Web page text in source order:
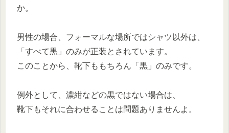
か。
男性の場合、フォーマルな場所ではシャツ以外は、
「すべて黒」のみが正装とされています。
このことから、靴下ももちろん「黒」のみです。
例外として、濃紺などの黒ではない場合は、
靴下もそれに合わせることは問題ありませんよ。